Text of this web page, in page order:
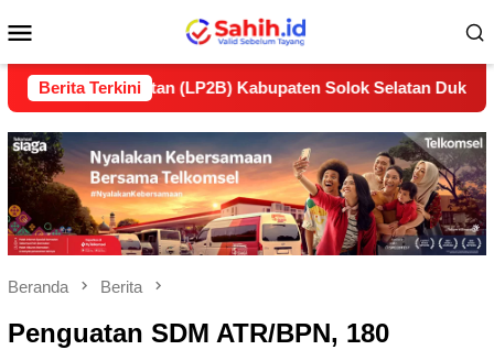
ke
Mobile
Berita Terkini
(LP2B) Kabupaten Solok Selatan Dukung Ketahanan
Beranda Berita
Penguatan SDM ATR/BPN, 180